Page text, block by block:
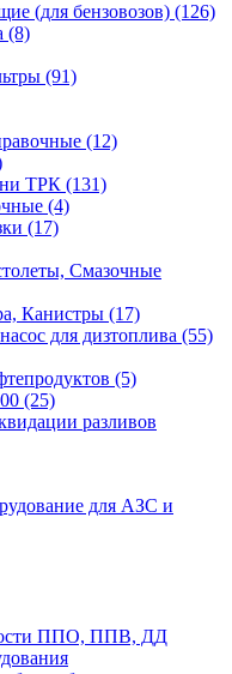
(для бензовозов) (126)
(8)
(91)
(12)
ТРК (131)
(4)
(17)
Смазочные
Канистры (17)
для дизтоплива (55)
(5)
(25)
разливов
ППО, ППВ, ДД